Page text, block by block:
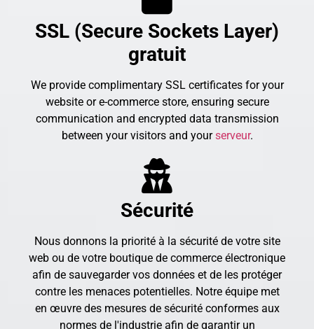
SSL (Secure Sockets Layer)
gratuit
We provide complimentary SSL certificates for your
website or e-commerce store, ensuring secure
communication and encrypted data transmission
between your visitors and yourserveur.
Sécurité
Nous donnons la priorité à la sécurité de votre site
web ou de votre boutique de commerce électronique
afin de sauvegarder vos données et de les protéger
contre les menaces potentielles. Notre équipe met
en œuvre des mesures de sécurité conformes aux
normes de l'industrie afin de garantir un